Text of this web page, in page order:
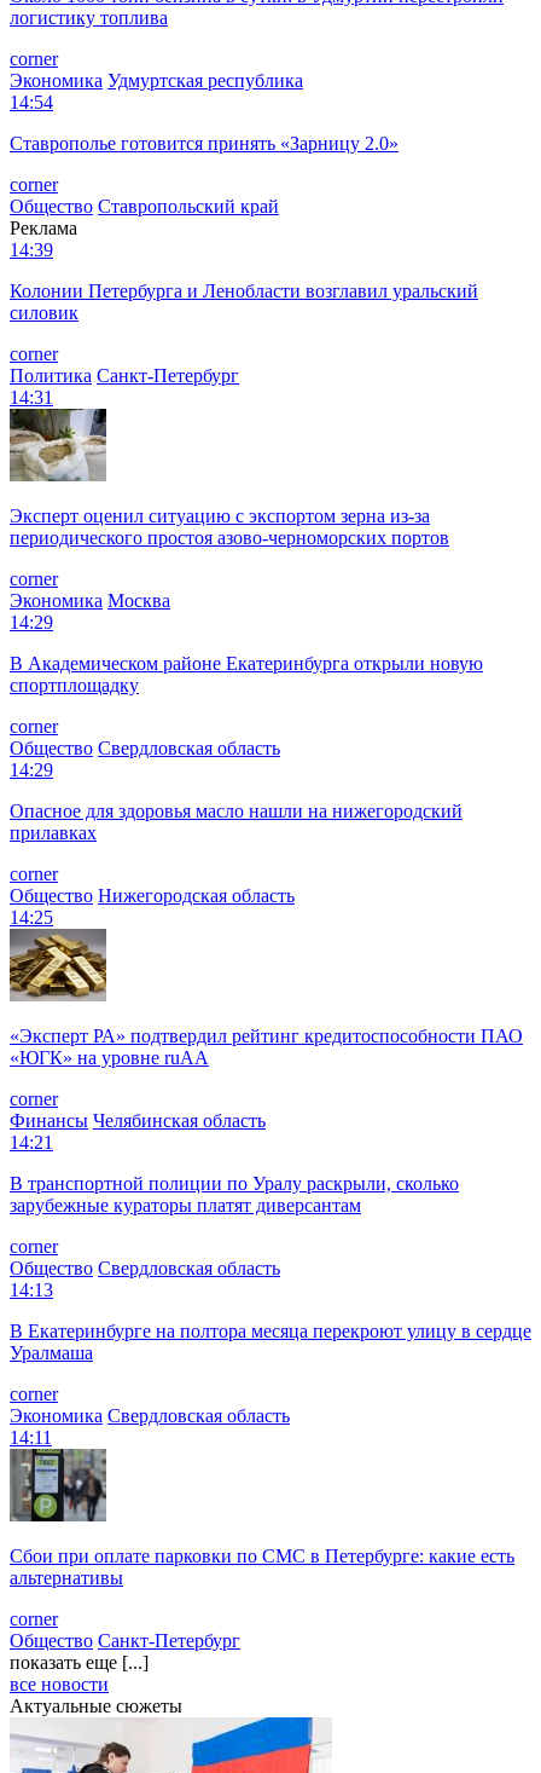
логистику топлива
corner
Экономика Удмуртская республика
14:54
Ставрополье готовится принять «Зарницу 2.0»
corner
Общество Ставропольский край
Реклама
14:39
Колонии Петербурга и Ленобласти возглавил уральский
силовик
corner
Политика Санкт-Петербург
14:31
Эксперт оценил ситуацию с экспортом зерна из-за
периодического простоя азово-черноморских портов
corner
Экономика Москва
14:29
В Академическом районе Екатеринбурга открыли новую
спортплощадку
corner
Общество Свердловская область
14:29
Опасное для здоровья масло нашли на нижегородский
прилавках
corner
Общество Нижегородская область
14:25
«Эксперт РА» подтвердил рейтинг кредитоспособности ПАО
«ЮГК» на уровне ruAА
corner
Финансы Челябинская область
14:21
В транспортной полиции по Уралу раскрыли, сколько
зарубежные кураторы платят диверсантам
corner
Общество Свердловская область
14:13
В Екатеринбурге на полтора месяца перекроют улицу в сердце
Уралмаша
corner
Экономика Свердловская область
14:11
Сбои при оплате парковки по СМС в Петербурге: какие есть
альтернативы
corner
Общество Санкт-Петербург
показать еще [...]
все новости
Актуальные сюжеты